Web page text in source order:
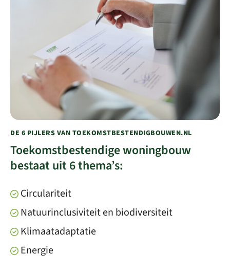
DE 6 PIJLERS VAN TOEKOMSTBESTENDIGBOUWEN.NL
Toekomstbestendige woningbouw
bestaat uit 6 thema’s:
Circulariteit
Natuurinclusiviteit en biodiversiteit
Klimaatadaptatie
Energie